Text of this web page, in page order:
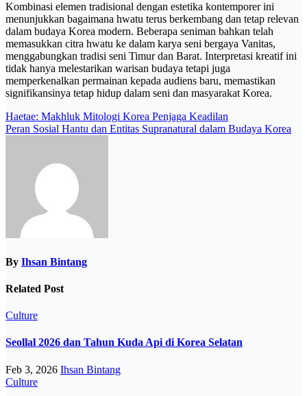
Kombinasi elemen tradisional dengan estetika kontemporer ini
menunjukkan bagaimana hwatu terus berkembang dan tetap relevan
dalam budaya Korea modern. Beberapa seniman bahkan telah
memasukkan citra hwatu ke dalam karya seni bergaya Vanitas,
menggabungkan tradisi seni Timur dan Barat. Interpretasi kreatif ini
tidak hanya melestarikan warisan budaya tetapi juga
memperkenalkan permainan kepada audiens baru, memastikan
signifikansinya tetap hidup dalam seni dan masyarakat Korea.
Post
navigation
Haetae: Makhluk Mitologi Korea Penjaga Keadilan
Peran Sosial Hantu dan Entitas Supranatural dalam Budaya Korea
By Ihsan Bintang
Related Post
Culture
Seollal 2026 dan Tahun Kuda Api di Korea Selatan
Feb 3, 2026 Ihsan Bintang
Culture